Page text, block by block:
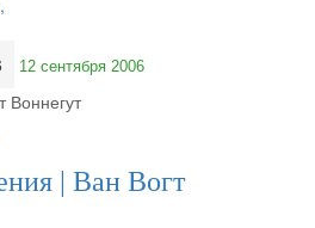
12 сентября 2006
Воннегут
| Ван Вогт